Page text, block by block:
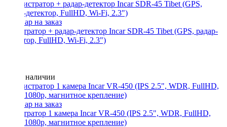
регистратор + радар-детектор Incar SDR-45 Tibet (GPS, радар-
детектор, FullHD, Wi-Fi, 2.3")
Нет в наличии
регистратор 1 камера Incar VR-450 (IPS 2.5", WDR, FullHD,
1920x1080p, магнитное крепление)